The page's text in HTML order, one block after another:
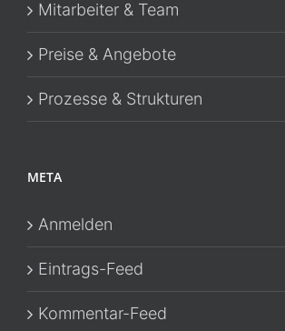
Mitarbeiter & Team
Preise & Angebote
Prozesse & Strukturen
META
Anmelden
Eintrags-Feed
Kommentar-Feed